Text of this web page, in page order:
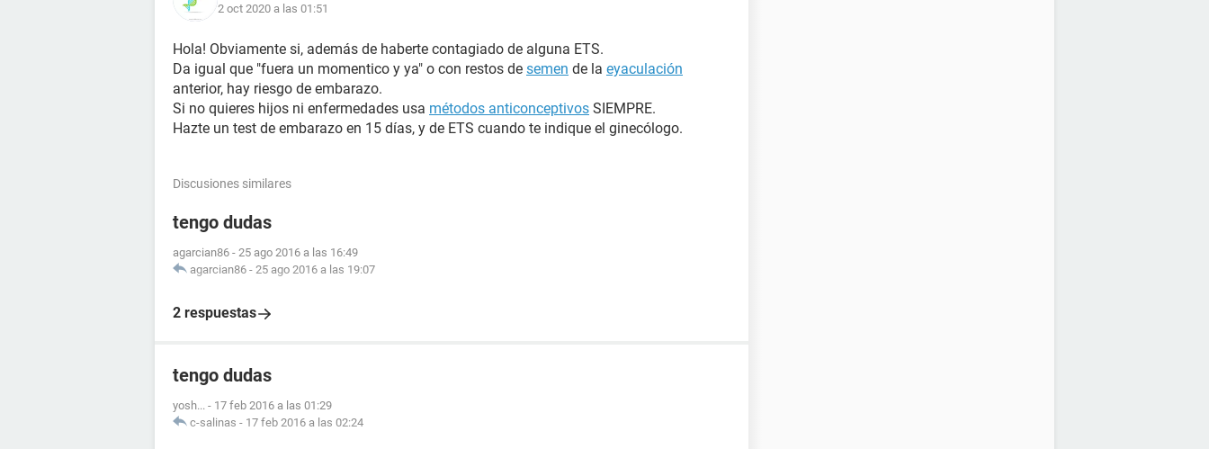
2 oct 2020 a las 01:51
Hola! Obviamente si, además de haberte contagiado de alguna ETS.
Da igual que "fuera un momentico y ya" o con restos de semen de la eyaculación
anterior, hay riesgo de embarazo.
Si no quieres hijos ni enfermedades usa métodos anticonceptivos SIEMPRE.
Hazte un test de embarazo en 15 días, y de ETS cuando te indique el ginecólogo.
Discusiones similares
tengo dudas
agarcian86 - 25 ago 2016 a las 16:49
agarcian86 - 25 ago 2016 a las 19:07
2 respuestas
tengo dudas
yosh... - 17 feb 2016 a las 01:29
c-salinas - 17 feb 2016 a las 02:24